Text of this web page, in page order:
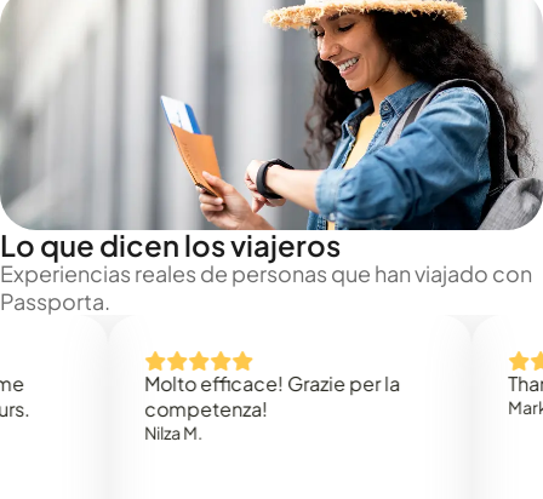
Lo que dicen los viajeros
Experiencias reales de personas que han viajado con
Passporta.
Molto efficace! Grazie per la
competenza!
Nilza M.
Thank
Mark N.